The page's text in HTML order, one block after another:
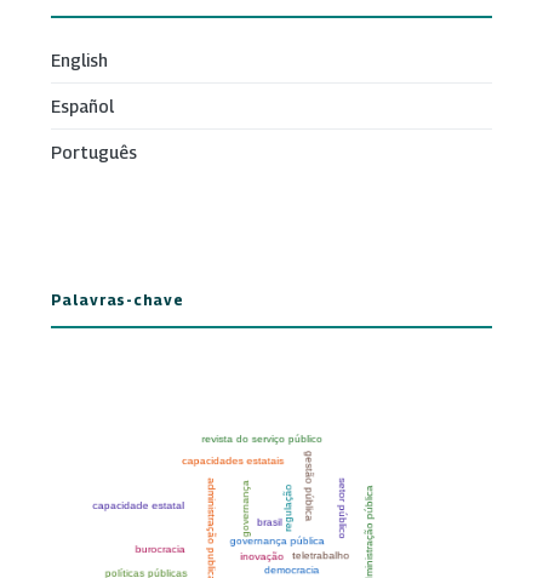
English
Español
Português
Palavras-chave